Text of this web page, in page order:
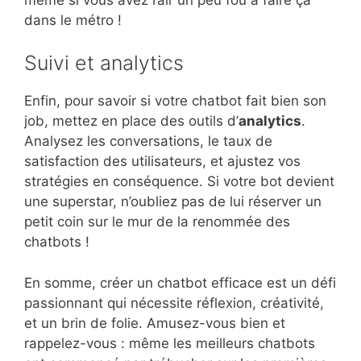
dans le métro !
Suivi et analytics
Enfin, pour savoir si votre chatbot fait bien son
job, mettez en place des outils d’analytics.
Analysez les conversations, le taux de
satisfaction des utilisateurs, et ajustez vos
stratégies en conséquence. Si votre bot devient
une superstar, n’oubliez pas de lui réserver un
petit coin sur le mur de la renommée des
chatbots !
En somme, créer un chatbot efficace est un défi
passionnant qui nécessite réflexion, créativité,
et un brin de folie. Amusez-vous bien et
rappelez-vous : même les meilleurs chatbots